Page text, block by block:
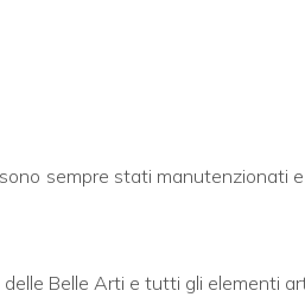
sempre stati
Belle Arti e tutti gli elementi